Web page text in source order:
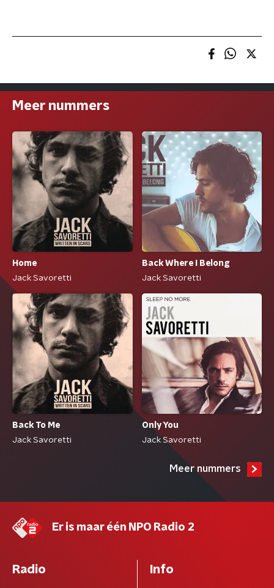
Meer nummers
Home
Jack Savoretti
Back Where I Belong
Jack Savoretti
Back To Me
Jack Savoretti
Only You
Jack Savoretti
Meer nummers
Er is maar één NPO Radio 2
Radio Info